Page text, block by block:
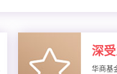
深
华商基